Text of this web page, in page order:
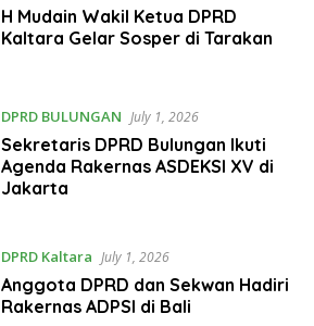
H Mudain Wakil Ketua DPRD
Kaltara Gelar Sosper di Tarakan
DPRD BULUNGAN July 1, 2026
Sekretaris DPRD Bulungan Ikuti
Agenda Rakernas ASDEKSI XV di
Jakarta
DPRD Kaltara July 1, 2026
Anggota DPRD dan Sekwan Hadiri
Rakernas ADPSI di Bali